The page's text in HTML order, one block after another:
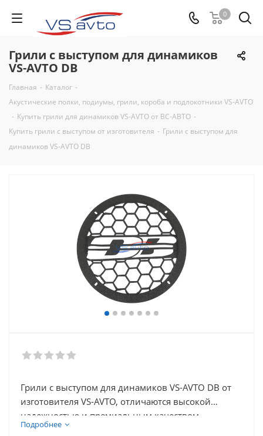
0
Грили с выступом для динамиков
VS-AVTO DB
Главная - Каталог -
Акустические полки, подиумы, грили, короба и подлокотники VS-AVTO
- Купить грили для динамиков VS-AVTO от ВС-АВТО -
Купить грили с выступом от изготовителя - Грили с выступом для
динамиков VS-AVTO DB
Грили с выступом для динамиков VS-AVTO DB от
изготовителя VS-AVTO, отличаются высокой
надежностью и премиальным качеством
изготовления
Подробнее